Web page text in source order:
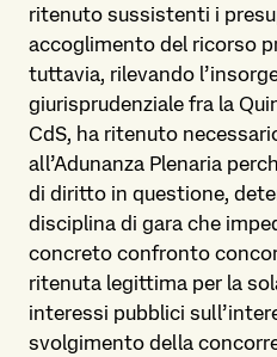
ritenuto sussistenti i
accoglimento del ricorso
tuttavia, rilevando
giurisprudenziale fra la
CdS, ha ritenuto
all’Adunanza Plenaria
di diritto in questione,
disciplina di gara che
concreto confronto
ritenuta legittima per la
interessi pubblici
svolgimento della